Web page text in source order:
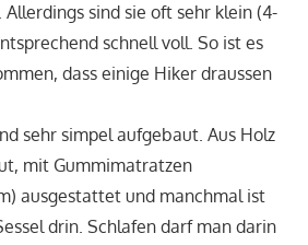
sind sie oft sehr klein (4-
schnell voll. So ist es
dass einige Hiker draussen
sehr simpel aufgebaut. Aus Holz
mit Gummimatratzen
ausgestattet und manchmal ist
drin. Schlafen darf man darin